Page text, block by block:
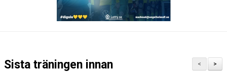
>
<
Sista träningen innan